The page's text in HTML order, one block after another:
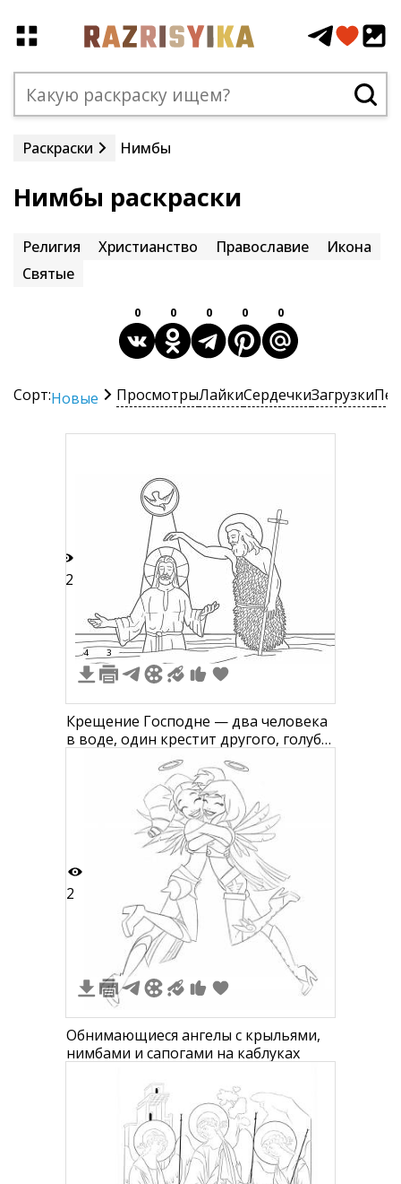
Раскраски Нимбы
Нимбы раскраски
Религия Христианство Православие
Икона
Святые
0 0 0 0 0
Сорт:Новые ПросмотрыЛайкиСердечкиЗагрузки
22
4 3
Крещение Господне — два человека
в воде, один крестит другого, голубь,
2
Обнимающиеся ангелы с крыльями,
нимбами и сапогами на каблуках